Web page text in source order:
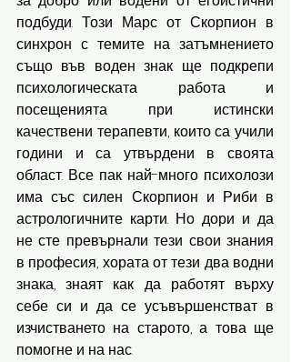
подбуди. Този Марс от Скорпион в
синхрон с темите на затъмнението
също във воден знак ще подкрепи
психологическата работа и
посещенията при истински
качествени терапевти, които са учили
години и са утвърдени в своята
област. Все пак най-много психолози
има със силен Скорпион и Риби в
астрологичните карти. Но дори и да
не сте превърнали тези свои знания
в професия, хората от тези два водни
знака, знаят как да работят върху
себе си и да се усъвършенстват в
изчистването на старото, а това ще
помогне и на нас.